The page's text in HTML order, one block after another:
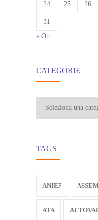
24 25 26
31
« Ott
CATEGORIE
TAGS
ANIEF
ATA